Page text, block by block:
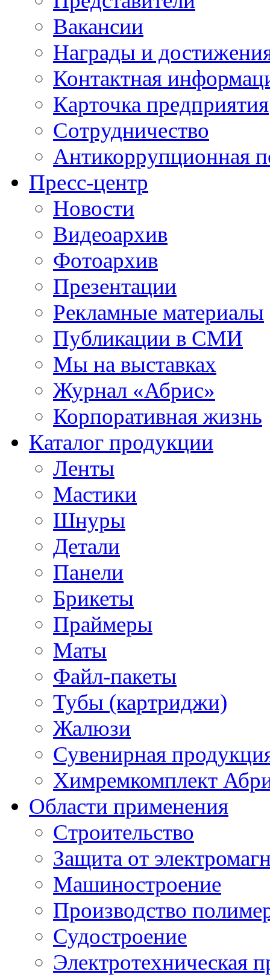
Вакансии
Награды и
Контактная
Карточка предприятия
Сотрудничество
Антикоррупционная
Пресс-центр
Новости
Видеоархив
Фотоархив
Презентации
Рекламные материалы
Публикации в СМИ
Мы на выставках
Журнал «Абрис»
Корпоративная жизнь
Каталог продукции
Ленты
Мастики
Шнуры
Детали
Панели
Брикеты
Праймеры
Маты
Файл-пакеты
Тубы (картриджи)
Жалюзи
Сувенирная
Химремкомплект
Области применения
Строительство
Защита от
Машиностроение
Производство
Судостроение
Электротехническая